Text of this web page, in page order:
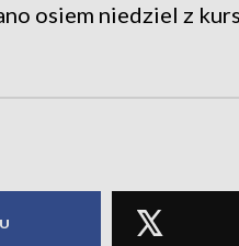
osiem niedziel z